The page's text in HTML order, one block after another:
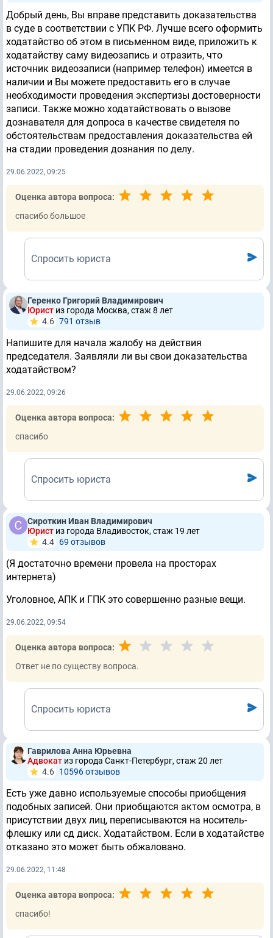
Добрый день, Вы вправе представить доказательства
в суде в соответствии с УПК РФ. Лучше всего оформить
ходатайство об этом в письменном виде, приложить к
ходатайству саму видеозапись и отразить, что
источник видеозаписи (например телефон) имеется в
наличии и Вы можете предоставить его в случае
необходимости проведения экспертизы достоверности
записи. Также можно ходатайствовать о вызове
дознавателя для допроса в качестве свидетеля по
обстоятельствам предоставления доказательства ей
на стадии проведения дознания по делу.
29.06.2022, 09:25
Оценка автора вопроса:
спасибо большое
Спросить юриста
Геренко Григорий Владимирович
Юрист из города Москва, стаж 8 лет
4.6 791 отзыв
Напишите для начала жалобу на действия
председателя. Заявляли ли вы свои доказательства
ходатайством?
29.06.2022, 09:26
Оценка автора вопроса:
спасибо
Спросить юриста
Сироткин Иван Владимирович
Юрист из города Владивосток, стаж 19 лет
4.4 69 отзывов
(Я достаточно времени провела на просторах
интернета)
Уголовное, АПК и ГПК это совершенно разные вещи.
29.06.2022, 09:54
Оценка автора вопроса:
Ответ не по существу вопроса.
Спросить юриста
Гаврилова Анна Юрьевна
Адвокат из города Санкт-Петербург, стаж 20 лет
4.6 10596 отзывов
Есть уже давно используемые способы приобщения
подобных записей. Они приобщаются актом осмотра, в
присутствии двух лиц, переписываются на носитель-
флешку или сд диск. Ходатайством. Если в ходатайстве
отказано это может быть обжаловано.
29.06.2022, 11:48
Оценка автора вопроса:
спасибо!